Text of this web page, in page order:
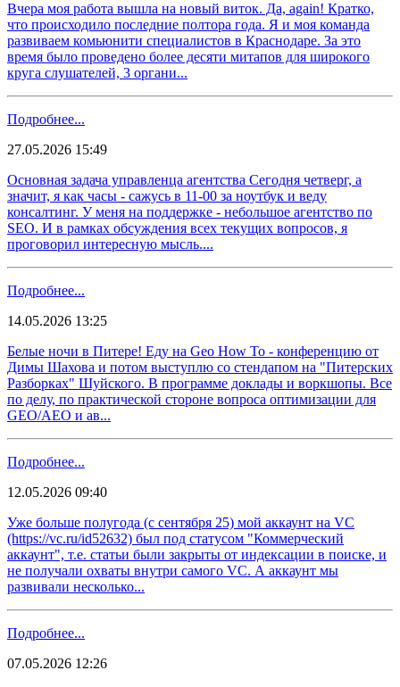
Вчера моя работа вышла на новый виток. Да, again! Кратко,
что происходило последние полтора года. Я и моя команда
развиваем комьюнити специалистов в Краснодаре. За это
время было проведено более десяти митапов для широкого
круга слушателей, 3 органи...
Подробнее...
27.05.2026 15:49
Основная задача управленца агентства Сегодня четверг, а
значит, я как часы - сажусь в 11-00 за ноутбук и веду
консалтинг. У меня на поддержке - небольшое агентство по
SEO. И в рамках обсуждения всех текущих вопросов, я
проговорил интересную мысль....
Подробнее...
14.05.2026 13:25
Белые ночи в Питере! Еду на Geo How To - конференцию от
Димы Шахова и потом выступлю со стендапом на "Питерских
Разборках" Шуйского. В программе доклады и воркшопы. Все
по делу, по практической стороне вопроса оптимизации для
GEO/AEO и ав...
Подробнее...
12.05.2026 09:40
Уже больше полугода (с сентября 25) мой аккаунт на VC
(https://vc.ru/id52632) был под статусом "Коммерческий
аккаунт", т.е. статьи были закрыты от индексации в поиске, и
не получали охваты внутри самого VC. А аккаунт мы
развивали несколько...
Подробнее...
07.05.2026 12:26